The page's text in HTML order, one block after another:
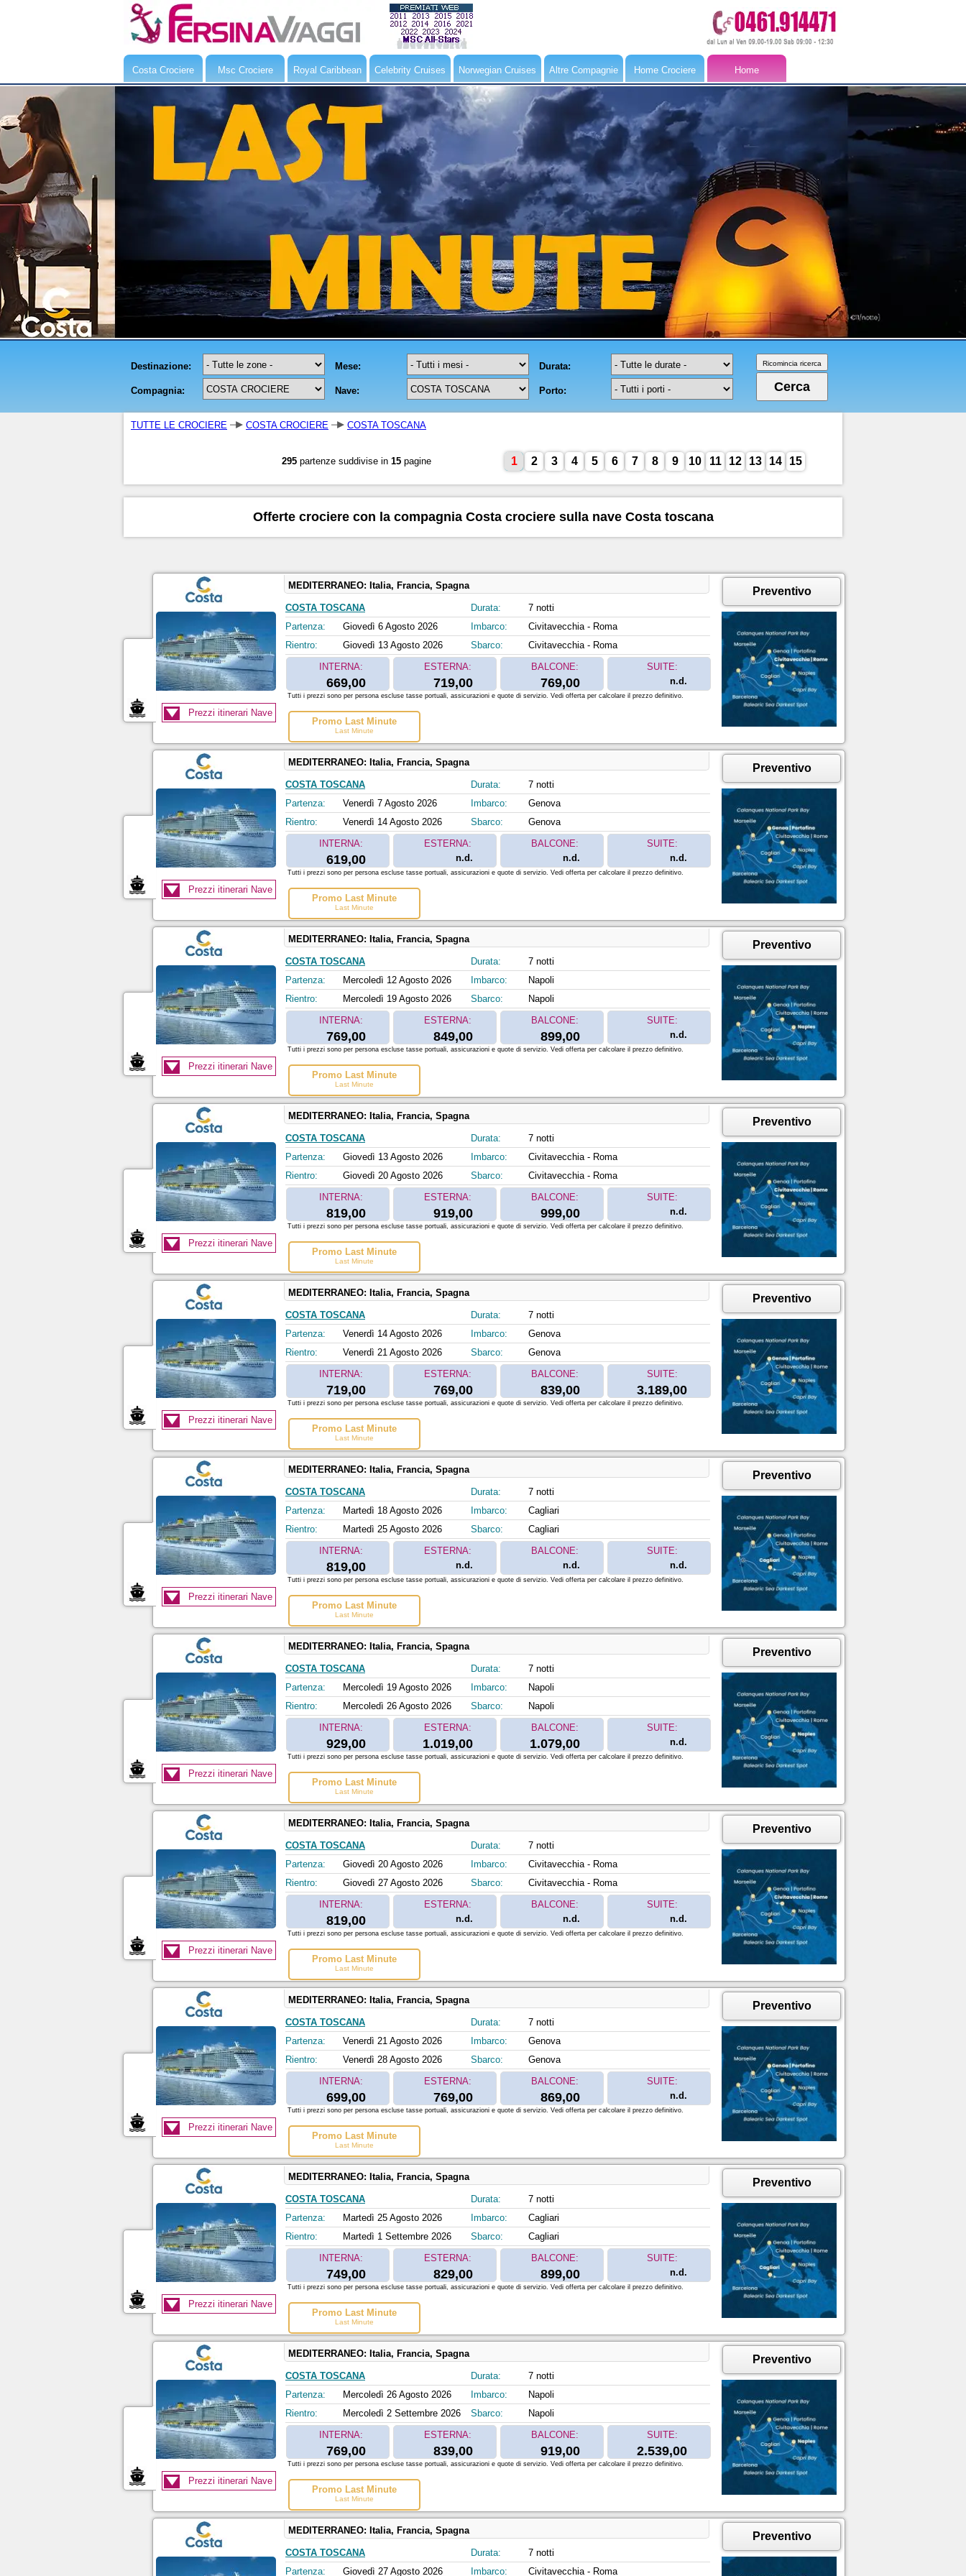
Costa Crociere Msc Crociere Royal Caribbean Celebrity Cruises Norwegian Cruises Altre Compagnie Home Crociere Home
TUTTE LE CROCIERE COSTA CROCIERE COSTA TOSCANA
295 partenze suddivise in 15 pagine 15
14
13
12
11
10
9
8
7
6
5
4
3
2
1
Offerte crociere con la compagnia Costa crociere sulla nave Costa toscana
MEDITERRANEO: Italia, Francia, Spagna
COSTA TOSCANA
Partenza:
Giovedì 6 Agosto 2026
Rientro:
Giovedì 13 Agosto 2026
Durata:
7 notti
Imbarco:
Civitavecchia - Roma
Sbarco:
Civitavecchia - Roma
INTERNA:
669,00
ESTERNA:
719,00
BALCONE:
769,00
SUITE:
n.d.
Promo Last Minute
Last Minute
Preventivo
Prezzi itinerari Nave
Tutti i prezzi sono per persona escluse tasse portuali, assicurazioni e quote di servizio. Vedi offerta per calcolare il prezzo definitivo.
MEDITERRANEO: Italia, Francia, Spagna
COSTA TOSCANA
Partenza:
Venerdì 7 Agosto 2026
Rientro:
Venerdì 14 Agosto 2026
Durata:
7 notti
Imbarco:
Genova
Sbarco:
Genova
INTERNA:
619,00
ESTERNA:
n.d.
BALCONE:
n.d.
SUITE:
n.d.
Promo Last Minute
Last Minute
Preventivo
Prezzi itinerari Nave
Tutti i prezzi sono per persona escluse tasse portuali, assicurazioni e quote di servizio. Vedi offerta per calcolare il prezzo definitivo.
MEDITERRANEO: Italia, Francia, Spagna
COSTA TOSCANA
Partenza:
Mercoledì 12 Agosto 2026
Rientro:
Mercoledì 19 Agosto 2026
Durata:
7 notti
Imbarco:
Napoli
Sbarco:
Napoli
INTERNA:
769,00
ESTERNA:
849,00
BALCONE:
899,00
SUITE:
n.d.
Promo Last Minute
Last Minute
Preventivo
Prezzi itinerari Nave
Tutti i prezzi sono per persona escluse tasse portuali, assicurazioni e quote di servizio. Vedi offerta per calcolare il prezzo definitivo.
MEDITERRANEO: Italia, Francia, Spagna
COSTA TOSCANA
Partenza:
Giovedì 13 Agosto 2026
Rientro:
Giovedì 20 Agosto 2026
Durata:
7 notti
Imbarco:
Civitavecchia - Roma
Sbarco:
Civitavecchia - Roma
INTERNA:
819,00
ESTERNA:
919,00
BALCONE:
999,00
SUITE:
n.d.
Promo Last Minute
Last Minute
Preventivo
Prezzi itinerari Nave
Tutti i prezzi sono per persona escluse tasse portuali, assicurazioni e quote di servizio. Vedi offerta per calcolare il prezzo definitivo.
MEDITERRANEO: Italia, Francia, Spagna
COSTA TOSCANA
Partenza:
Venerdì 14 Agosto 2026
Rientro:
Venerdì 21 Agosto 2026
Durata:
7 notti
Imbarco:
Genova
Sbarco:
Genova
INTERNA:
719,00
ESTERNA:
769,00
BALCONE:
839,00
SUITE:
3.189,00
Promo Last Minute
Last Minute
Preventivo
Prezzi itinerari Nave
Tutti i prezzi sono per persona escluse tasse portuali, assicurazioni e quote di servizio. Vedi offerta per calcolare il prezzo definitivo.
MEDITERRANEO: Italia, Francia, Spagna
COSTA TOSCANA
Partenza:
Martedì 18 Agosto 2026
Rientro:
Martedì 25 Agosto 2026
Durata:
7 notti
Imbarco:
Cagliari
Sbarco:
Cagliari
INTERNA:
819,00
ESTERNA:
n.d.
BALCONE:
n.d.
SUITE:
n.d.
Promo Last Minute
Last Minute
Preventivo
Prezzi itinerari Nave
Tutti i prezzi sono per persona escluse tasse portuali, assicurazioni e quote di servizio. Vedi offerta per calcolare il prezzo definitivo.
MEDITERRANEO: Italia, Francia, Spagna
COSTA TOSCANA
Partenza:
Mercoledì 19 Agosto 2026
Rientro:
Mercoledì 26 Agosto 2026
Durata:
7 notti
Imbarco:
Napoli
Sbarco:
Napoli
INTERNA:
929,00
ESTERNA:
1.019,00
BALCONE:
1.079,00
SUITE:
n.d.
Promo Last Minute
Last Minute
Preventivo
Prezzi itinerari Nave
Tutti i prezzi sono per persona escluse tasse portuali, assicurazioni e quote di servizio. Vedi offerta per calcolare il prezzo definitivo.
MEDITERRANEO: Italia, Francia, Spagna
COSTA TOSCANA
Partenza:
Giovedì 20 Agosto 2026
Rientro:
Giovedì 27 Agosto 2026
Durata:
7 notti
Imbarco:
Civitavecchia - Roma
Sbarco:
Civitavecchia - Roma
INTERNA:
819,00
ESTERNA:
n.d.
BALCONE:
n.d.
SUITE:
n.d.
Promo Last Minute
Last Minute
Preventivo
Prezzi itinerari Nave
Tutti i prezzi sono per persona escluse tasse portuali, assicurazioni e quote di servizio. Vedi offerta per calcolare il prezzo definitivo.
MEDITERRANEO: Italia, Francia, Spagna
COSTA TOSCANA
Partenza:
Venerdì 21 Agosto 2026
Rientro:
Venerdì 28 Agosto 2026
Durata:
7 notti
Imbarco:
Genova
Sbarco:
Genova
INTERNA:
699,00
ESTERNA:
769,00
BALCONE:
869,00
SUITE:
n.d.
Promo Last Minute
Last Minute
Preventivo
Prezzi itinerari Nave
Tutti i prezzi sono per persona escluse tasse portuali, assicurazioni e quote di servizio. Vedi offerta per calcolare il prezzo definitivo.
MEDITERRANEO: Italia, Francia, Spagna
COSTA TOSCANA
Partenza:
Martedì 25 Agosto 2026
Rientro:
Martedì 1 Settembre 2026
Durata:
7 notti
Imbarco:
Cagliari
Sbarco:
Cagliari
INTERNA:
749,00
ESTERNA:
829,00
BALCONE:
899,00
SUITE:
n.d.
Promo Last Minute
Last Minute
Preventivo
Prezzi itinerari Nave
Tutti i prezzi sono per persona escluse tasse portuali, assicurazioni e quote di servizio. Vedi offerta per calcolare il prezzo definitivo.
MEDITERRANEO: Italia, Francia, Spagna
COSTA TOSCANA
Partenza:
Mercoledì 26 Agosto 2026
Rientro:
Mercoledì 2 Settembre 2026
Durata:
7 notti
Imbarco:
Napoli
Sbarco:
Napoli
INTERNA:
769,00
ESTERNA:
839,00
BALCONE:
919,00
SUITE:
2.539,00
Promo Last Minute
Last Minute
Preventivo
Prezzi itinerari Nave
Tutti i prezzi sono per persona escluse tasse portuali, assicurazioni e quote di servizio. Vedi offerta per calcolare il prezzo definitivo.
MEDITERRANEO: Italia, Francia, Spagna
COSTA TOSCANA
Partenza:
Giovedì 27 Agosto 2026
Durata:
7 notti
Imbarco:
Civitavecchia - Roma
Preventivo